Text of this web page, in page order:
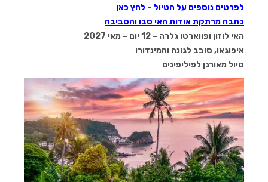
לפרטים נוספים על הטיול – לחץ כאן
כתבה מרתקת אודות האי סבו והסביבה
האי לוזון ופווארטו גלרה – 12 יום –
מאי 2027
איפוגאו, סובב לגונה והמינדורו
טיול מאורגן לפיליפינים